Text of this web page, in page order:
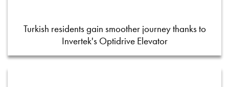
Turkish residents gain smoother journey thanks to
Invertek's Optidrive Elevator